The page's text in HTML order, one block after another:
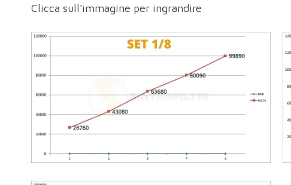
Clicca sull'immagine per ingrandire